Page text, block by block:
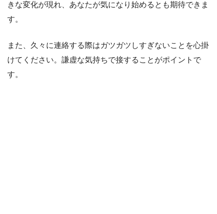
きな変化が現れ、あなたが気になり始めるとも期待できま
す。
また、久々に連絡する際はガツガツしすぎないことを心掛
けてください。謙虚な気持ちで接することがポイントで
す。